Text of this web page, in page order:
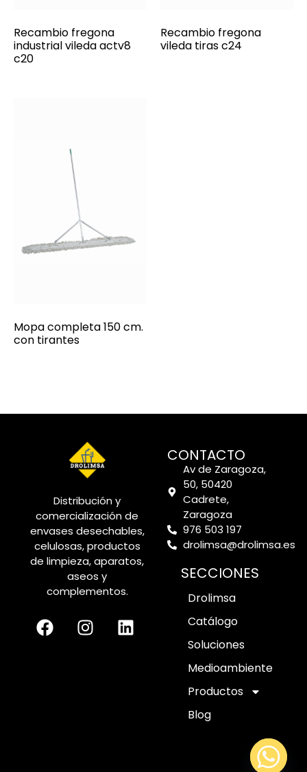
Recambio fregona
industrial vileda actv8
c20
Recambio fregona
vileda tiras c24
Mopa completa 150 cm.
con tirantes
Distribución y
comercialización de
envases desechables,
celulosas, productos
de limpieza, aparatos,
aseos y
complementos.
CONTACTO
Av de Zaragoza,
50, 50420
Cadrete,
Zaragoza
976 503 197
drolimsa@drolimsa.es
SECCIONES
Drolimsa
Catálogo
Soluciones
Medioambiente
Productos
Blog